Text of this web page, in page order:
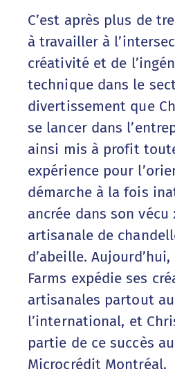
C’est après plus de
à travailler à
créativité et de
technique dans le
divertissement que
se lancer dans
ainsi mis à profit
expérience pour
démarche à la fois
ancrée dans son
artisanale de
d’abeille.
Farms expédie ses
artisanales partout
l’international, et
partie de ce succès
Microcrédit Montréal.